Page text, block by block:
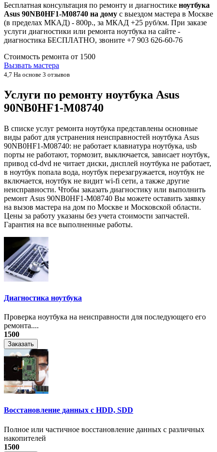
Бесплатная консультация по ремонту и диагностике ноутбука
Asus 90NB0HF1-M08740 на дому с выездом мастера в Москве
(в пределах МКАД) - 800р., за МКАД +25 руб/км. При заказе
услуги диагностики или ремонта ноутбука на сайте -
диагностика БЕСПЛАТНО, звоните +7 903 626-60-76
Стоимость ремонта от 1500
Вызвать мастера
4,7 На основе 3 отзывов
Услуги по ремонту ноутбука Asus
90NB0HF1-M08740
В списке услуг ремонта ноутбука представлены основные
виды работ для устранения неисправностей ноутбука Asus
90NB0HF1-M08740: не работает клавиатура ноутбука, usb
порты не работают, тормозит, выключается, зависает ноутбук,
привод cd-dvd не читает диски, дисплей ноутбука не работает,
в ноутбук попала вода, ноутбук перезагружается, ноутбук не
включается, ноутбук не видит wi-fi сети, а также другие
неисправности. Чтобы заказать диагностику или выполнить
ремонт Asus 90NB0HF1-M08740 Вы можете оставить заявку
на вызов мастера на дом по Москве и Московской области.
Цены за работу указаны без учета стоимости запчастей.
Гарантия на все выполненные работы.
Диагностика ноутбука
Проверка ноутбука на неисправности для последующего его
ремонта....
1500
Заказать
Восстановление данных с HDD, SDD
Полное или частичное восстановление данных с различных
накопителей
1500